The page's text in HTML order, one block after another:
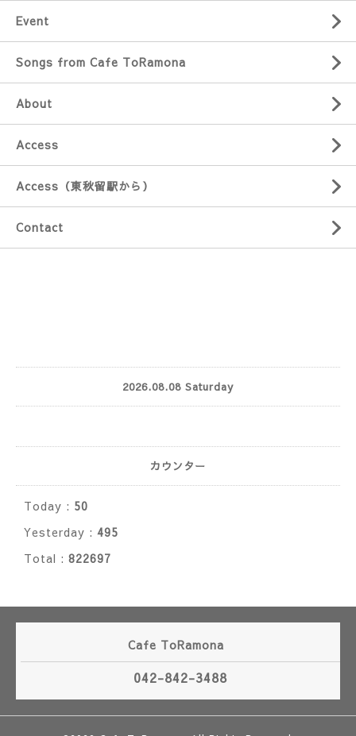
Event
Songs from Cafe ToRamona
About
Access
Access（東秋留駅から）
Contact
2026.08.08 Saturday
カウンター
Today : 50
Yesterday : 495
Total : 822697
Cafe ToRamona
042-842-3488